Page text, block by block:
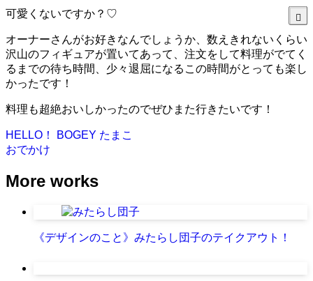
可愛くないですか？♡
オーナーさんがお好きなんでしょうか、数えきれないくらい
沢山のフィギュアが置いてあって、注文をして料理がでてく
るまでの待ち時間、少々退屈になるこの時間がとっても楽し
かったです！
料理も超絶おいしかったのでぜひまた行きたいです！
HELLO！ BOGEY たまこ
おでかけ
More works
《デザインのこと》みたらし団子のテイクアウト！